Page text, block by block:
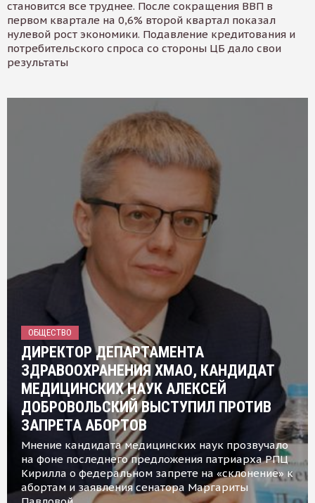
становится все труднее. После сокращения ВВП в
первом квартале на 0,6% второй квартал показал
нулевой рост экономики. Подавление кредитования и
потребительского спроса со стороны ЦБ дало свои
результаты
ОБЩЕСТВО
ДИРЕКТОР ДЕПАРТАМЕНТА
ЗДРАВООХРАНЕНИЯ ХМАО, КАНДИДАТ
МЕДИЦИНСКИХ НАУК АЛЕКСЕЙ
ДОБРОВОЛЬСКИЙ ВЫСТУПИЛ ПРОТИВ
ЗАПРЕТА АБОРТОВ
Мнение кандидата медицинских наук прозвучало
на фоне последнего предложения патриарха РПЦ
Кирилла о федеральном запрете на «склонение» к
абортам и заявления сенатора Маргариты